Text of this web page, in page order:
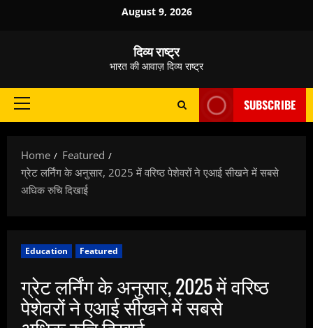
August 9, 2026
दिव्य राष्ट्र
भारत की आवाज़ दिव्य राष्ट्र
Primary
SUBSCRIBE
Home
Featured
ग्रेट लर्निंग के अनुसार, 2025 में वरिष्‍ठ पेशेवरों ने एआई सीखने में सबसे
अधिक रुचि दिखाई
Education Featured
ग्रेट लर्निंग के अनुसार, 2025 में वरिष्‍ठ
पेशेवरों ने एआई सीखने में सबसे